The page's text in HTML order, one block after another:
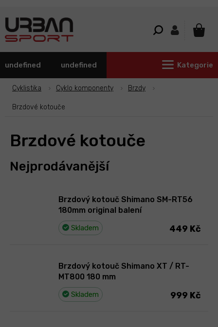
undefined undefined Kategorie
Cyklistika Cyklo komponenty Brzdy
Brzdové kotouče
Brzdové kotouče
Nejprodávanější
Brzdový kotouč Shimano SM-RT56
180mm original balení
Skladem 449 Kč
Brzdový kotouč Shimano XT / RT-
MT800 180 mm
Skladem 999 Kč